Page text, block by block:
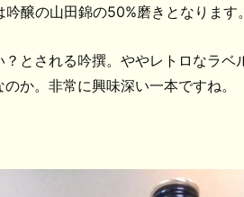
醸の山田錦の50%磨きとなります。
とされる吟撰。ややレトロなラベ
か。非常に興味深い一本ですね。